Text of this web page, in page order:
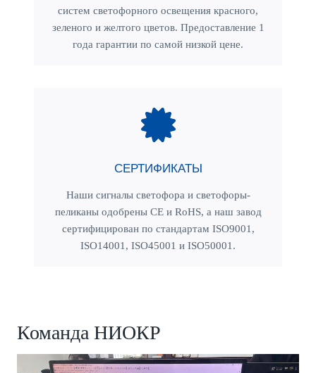
систем светофорного освещения красного,
зеленого и желтого цветов. Предоставление 1
года гарантии по самой низкой цене.
СЕРТИФИКАТЫ
Наши сигналы светофора и светофоры-
пеликаны одобрены CE и RoHS, а наш завод
сертифицирован по стандартам ISO9001,
ISO14001, ISO45001 и ISO50001.
Команда НИОКР